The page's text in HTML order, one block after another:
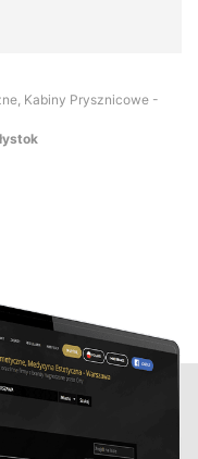
Kabiny Prysznicowe -